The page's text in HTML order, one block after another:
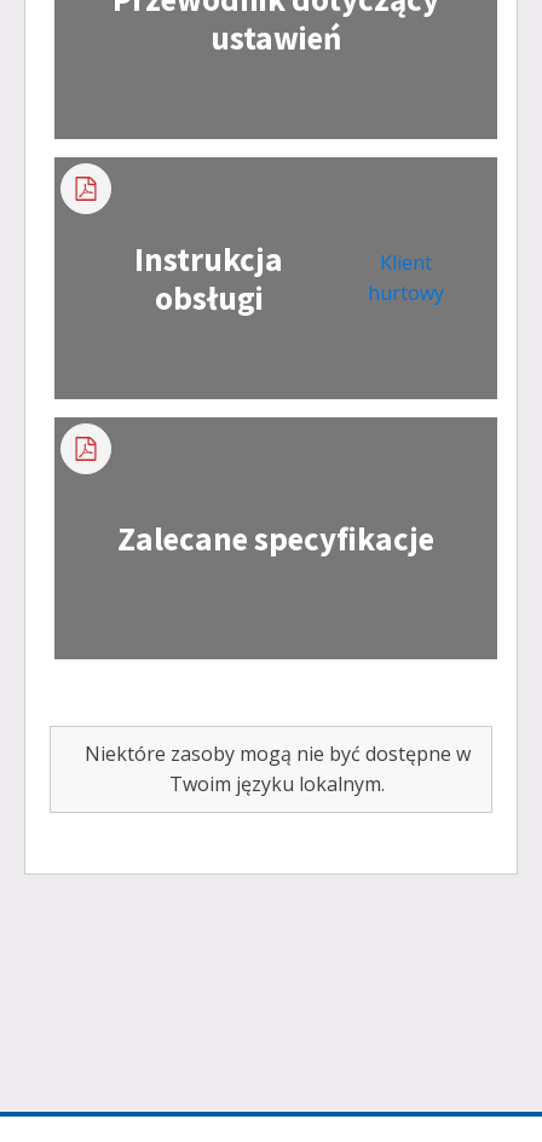
ustawień
Instrukcja
obsługi
Klient
hurtowy
Zalecane specyfikacje
Niektóre zasoby mogą nie być dostępne w
Twoim języku lokalnym.